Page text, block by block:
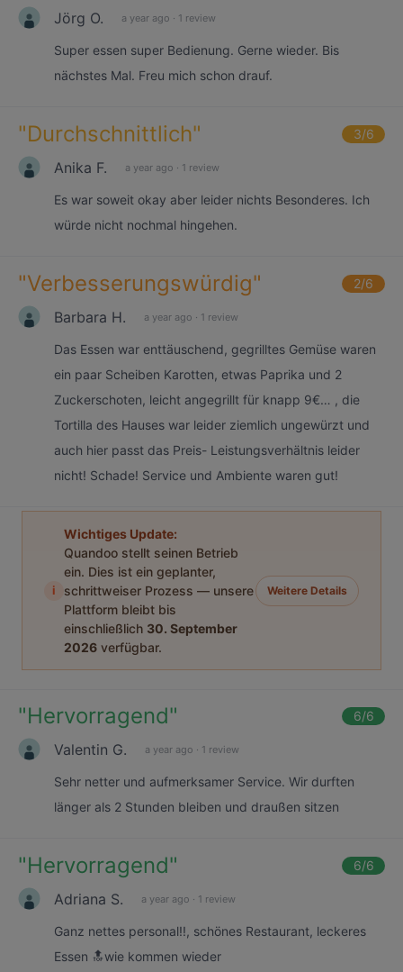
Jörg O. a year ago · 1 review
Super essen super Bedienung. Gerne wieder. Bis
nächstes Mal. Freu mich schon drauf.
"Durchschnittlich" 3/6
Anika F. a year ago · 1 review
Es war soweit okay aber leider nichts Besonderes. Ich
würde nicht nochmal hingehen.
"Verbesserungswürdig" 2/6
Barbara H. a year ago · 1 review
Das Essen war enttäuschend, gegrilltes Gemüse waren
ein paar Scheiben Karotten, etwas Paprika und 2
Zuckerschoten, leicht angegrillt für knapp 9€… , die
Tortilla des Hauses war leider ziemlich ungewürzt und
auch hier passt das Preis- Leistungsverhältnis leider
nicht! Schade! Service und Ambiente waren gut!
i
Wichtiges Update:
Quandoo stellt seinen Betrieb
ein. Dies ist ein geplanter,
schrittweiser Prozess — unsere
Plattform bleibt bis
einschließlich 30. September
2026 verfügbar.
Weitere Details
"Hervorragend" 6/6
Valentin G. a year ago · 1 review
Sehr netter und aufmerksamer Service. Wir durften
länger als 2 Stunden bleiben und draußen sitzen
"Hervorragend" 6/6
Adriana S. a year ago · 1 review
Ganz nettes personal!!, schönes Restaurant, leckeres
Essen 🔝wie kommen wieder